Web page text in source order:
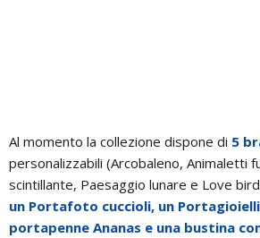
Al momento la collezione dispone di 5
personalizzabili (Arcobaleno, Animaletti
scintillante, Paesaggio lunare e Love
un Portafoto cuccioli, un
portapenne Ananas e una bustina